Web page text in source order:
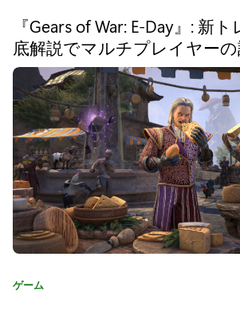
a
m
e
P
a
s
s
で
コ
ゴ
:
『Gears of War: E-Day』: 新
底解説でマルチプレイヤー
カ
ゲーム